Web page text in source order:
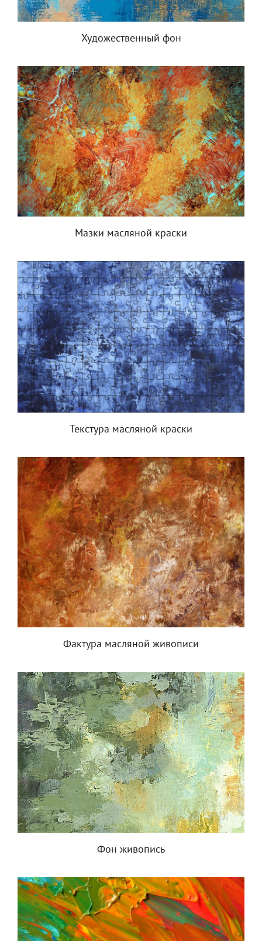
Художественный фон
Мазки масляной краски
Текстура масляной краски
Фактура масляной живописи
Фон живопись